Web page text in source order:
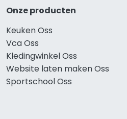
Onze producten
Keuken Oss
Vca Oss
Kledingwinkel Oss
Website laten maken Oss
Sportschool Oss